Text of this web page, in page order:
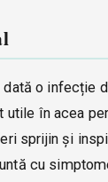
dată o infecție
utile în acea
sprijin și
cu